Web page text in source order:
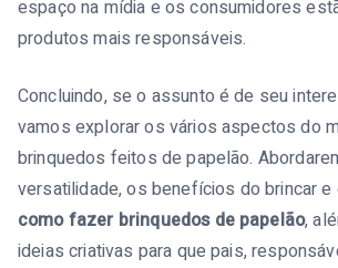
espaço na mídia e os consumidores
produtos mais responsáveis.
Concluindo, se o assunto é de seu
vamos explorar os vários aspectos do
brinquedos feitos de papelão.
versatilidade, os benefícios do brincar
como fazer brinquedos de papelão,
ideias criativas para que pais,